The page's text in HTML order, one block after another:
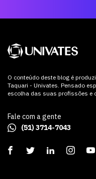
O conteúdo deste blog é
Taquari - Univates. Pensado
escolha das suas profissões e
Fale com a gente
(51) 3714-7043